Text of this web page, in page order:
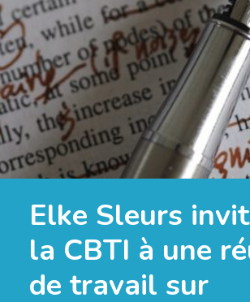
Elke Sleurs
la CBTI à une
de travail sur